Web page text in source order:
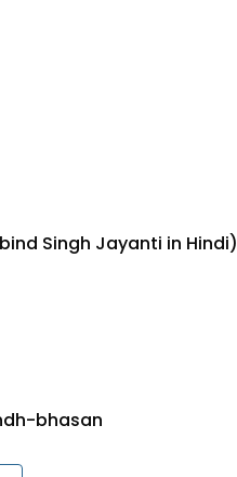
Singh Jayanti in Hindi)